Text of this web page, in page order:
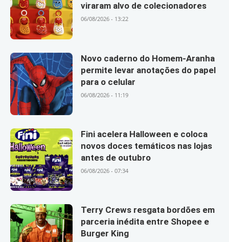
viraram alvo de colecionadores
06/08/2026 - 13:22
Novo caderno do Homem-Aranha
permite levar anotações do papel
para o celular
06/08/2026 - 11:19
Fini acelera Halloween e coloca
novos doces temáticos nas lojas
antes de outubro
06/08/2026 - 07:34
Terry Crews resgata bordões em
parceria inédita entre Shopee e
Burger King